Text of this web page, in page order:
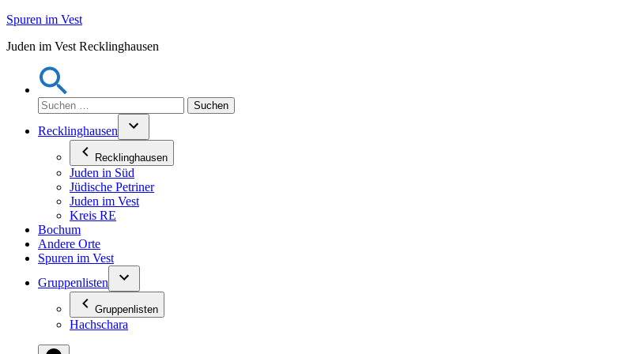
Zum
springen
Spuren im Vest
Juden im Vest Recklinghausen
Suchen
nach:
Recklinghausen
Recklinghausen
Juden in Süd
Jüdische Petriner
Juden im Vest
Kreis RE
Bochum
Andere Orte
Spuren im Vest
Gruppenlisten
Gruppenlisten
Hachschara